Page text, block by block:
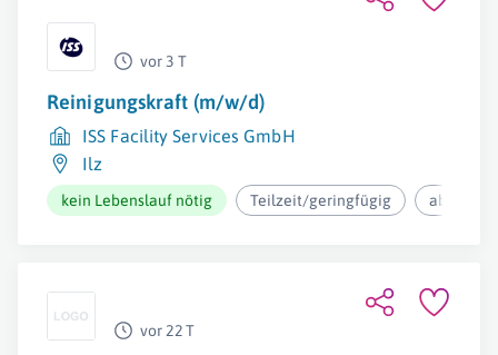
vor 3 T
Reinigungskraft (m/w/d)
ISS Facility Services GmbH
Ilz
kein Lebenslauf nötig Teilzeit/geringfügig ab
vor 22 T